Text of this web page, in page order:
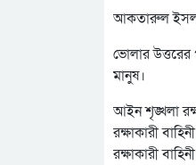
আকতারুল
ভোলার
মানুষ।
আইন শৃঙ্খলা
রক্ষাকারী
রক্ষাকারী